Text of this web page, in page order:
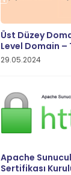
Üst Düzey
Level Domain –
29.05.2024
Apache
Sertifikası